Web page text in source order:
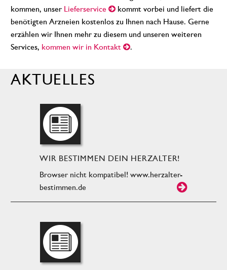
kommen, unser Lieferservice
kommt vorbei und liefert die
benötigten Arzneien kostenlos zu Ihnen nach Hause. Gerne
erzählen wir Ihnen mehr zu diesem und unseren weiteren
Services, kommen wir in Kontakt .
AKTUELLES
WIR BESTIMMEN DEIN HERZALTER!
Browser nicht kompatibel! www.herzalter-
bestimmen.de